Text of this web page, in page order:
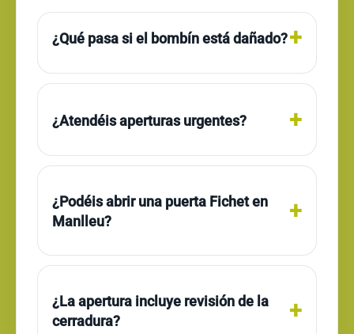
¿Qué pasa si el bombín está dañado?
¿Atendéis aperturas urgentes?
¿Podéis abrir una puerta Fichet en
Manlleu?
¿La apertura incluye revisión de la
cerradura?